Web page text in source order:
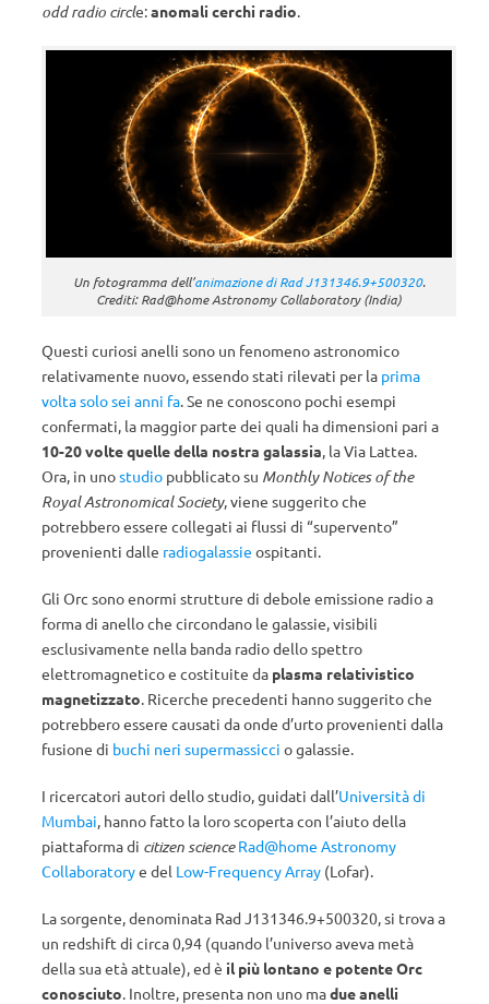
odd radio circle:anomali cerchi radio.
Un fotogramma dell’animazione di Rad J131346.9+500320.
Crediti: Rad@home Astronomy Collaboratory (India)
Questi curiosi anelli sono un fenomeno astronomico
relativamente nuovo, essendo stati rilevati per la prima
volta solo sei anni fa. Se ne conoscono pochi esempi
confermati, la maggior parte dei quali ha dimensioni pari a
10-20 volte quelle della nostra galassia, la Via Lattea.
Ora, in unostudio pubblicato su Monthly Notices of the
Royal Astronomical Society, viene suggerito che
potrebbero essere collegati ai flussi di “supervento”
provenienti dalle radiogalassie ospitanti.
Gli Orc sono enormi strutture di debole emissione radio a
forma di anello che circondano le galassie, visibili
esclusivamente nella banda radio dello spettro
elettromagnetico e costituite da plasma relativistico
magnetizzato. Ricerche precedenti hanno suggerito che
potrebbero essere causati da onde d’urto provenienti dalla
fusione di buchi neri supermassicci o galassie.
I ricercatori autori dello studio, guidati dall’Università di
Mumbai, hanno fatto la loro scoperta con l’aiuto della
piattaforma di citizen science Rad@home Astronomy
Collaboratorye del Low-Frequency Array (Lofar).
La sorgente, denominata Rad J131346.9+500320, si trova a
un redshift di circa 0,94 (quando l’universo aveva metà
della sua età attuale), ed è il più lontano e potente Orc
conosciuto. Inoltre, presenta non uno madue anelli